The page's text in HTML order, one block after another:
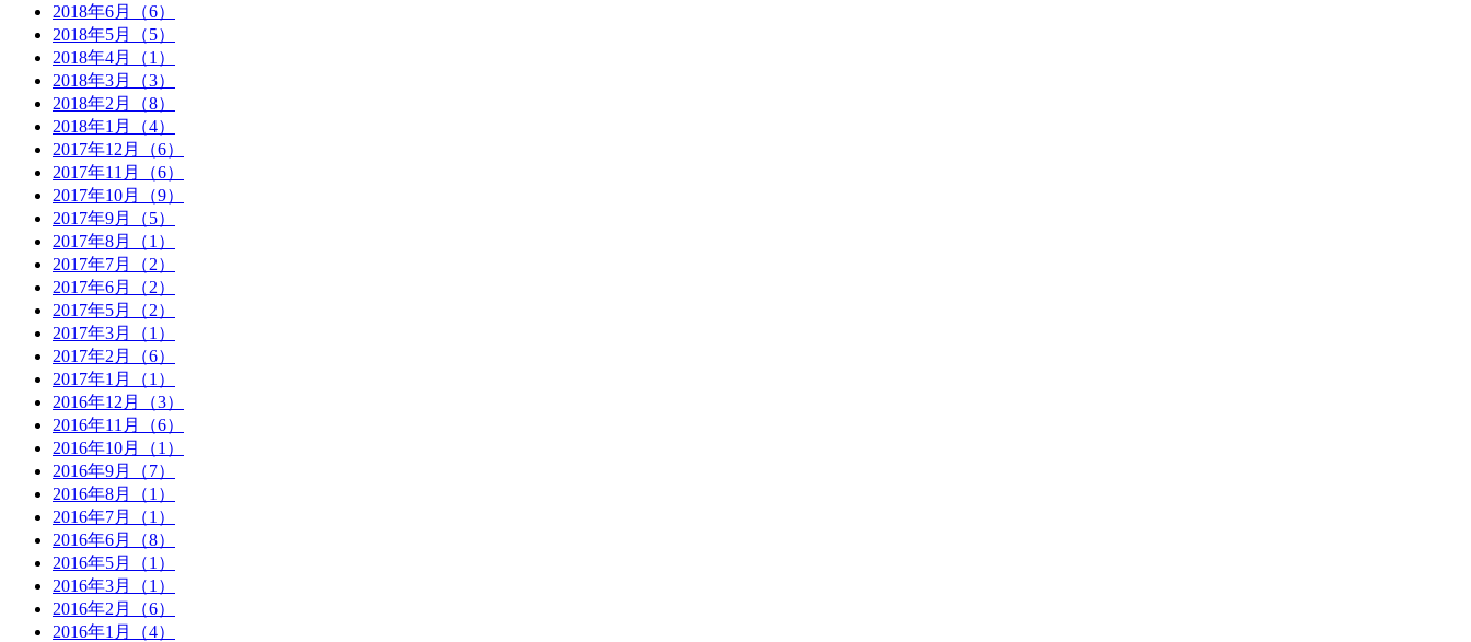
2018年6月（6）
2018年5月（5）
2018年4月（1）
2018年3月（3）
2018年2月（8）
2018年1月（4）
2017年12月（6）
2017年11月（6）
2017年10月（9）
2017年9月（5）
2017年8月（1）
2017年7月（2）
2017年6月（2）
2017年5月（2）
2017年3月（1）
2017年2月（6）
2017年1月（1）
2016年12月（3）
2016年11月（6）
2016年10月（1）
2016年9月（7）
2016年8月（1）
2016年7月（1）
2016年6月（8）
2016年5月（1）
2016年3月（1）
2016年2月（6）
2016年1月（4）